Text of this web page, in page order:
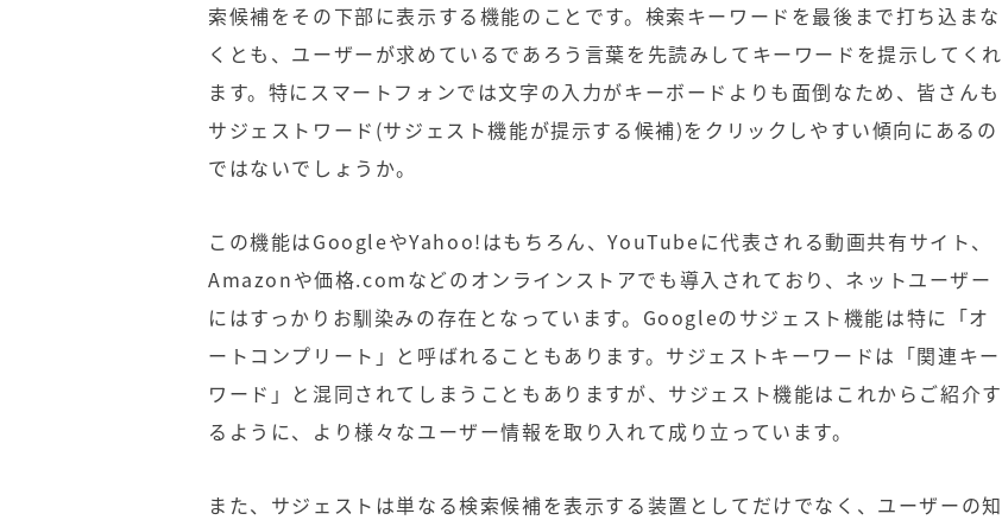
索候補をその下部に表示する機能のことです。検索キーワードを最後まで打ち込まな
くとも、ユーザーが求めているであろう言葉を先読みしてキーワードを提示してくれ
ます。特にスマートフォンでは文字の入力がキーボードよりも面倒なため、皆さんも
サジェストワード(サジェスト機能が提示する候補)をクリックしやすい傾向にあるの
ではないでしょうか。
この機能はGoogleやYahoo!はもちろん、YouTubeに代表される動画共有サイト、
Amazonや価格.comなどのオンラインストアでも導入されており、ネットユーザー
にはすっかりお馴染みの存在となっています。Googleのサジェスト機能は特に「オ
ートコンプリート」と呼ばれることもあります。サジェストキーワードは「関連キー
ワード」と混同されてしまうこともありますが、サジェスト機能はこれからご紹介す
るように、より様々なユーザー情報を取り入れて成り立っています。
また、サジェストは単なる検索候補を表示する装置としてだけでなく、ユーザーの知